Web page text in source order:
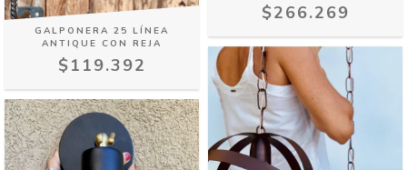
GALPONERA 25 LÍNEA
ANTIQUE CON REJA
$119.392
$266.269